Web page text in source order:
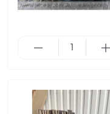
фанери різної
зносу. Вартість